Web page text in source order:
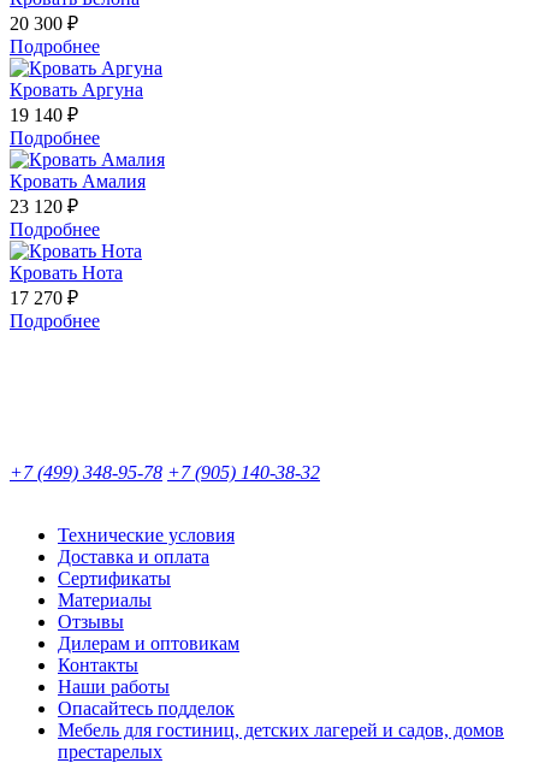
20 300 ₽
Подробнее
Кровать Аргуна
19 140 ₽
Подробнее
Кровать Амалия
23 120 ₽
Подробнее
Кровать Нота
17 270 ₽
Подробнее
+7 (499) 348-95-78 +7 (905) 140-38-32
Технические условия
Доставка и оплата
Сертификаты
Материалы
Отзывы
Дилерам и оптовикам
Контакты
Наши работы
Опасайтесь подделок
Мебель для гостиниц, детских лагерей и садов, домов
престарелых